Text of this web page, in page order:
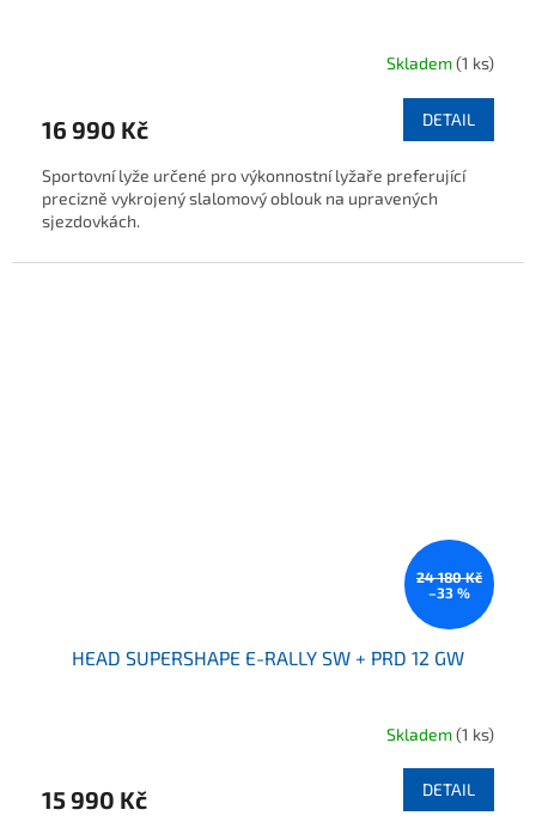
Skladem(1 ks)
16 990 Kč DETAIL
Sportovní lyže určené pro výkonnostní lyžaře preferující
precizně vykrojený slalomový oblouk na upravených
sjezdovkách.
24 180 Kč
–33 %
HEAD SUPERSHAPE E-RALLY SW + PRD 12 GW
Skladem(1 ks)
15 990 Kč DETAIL